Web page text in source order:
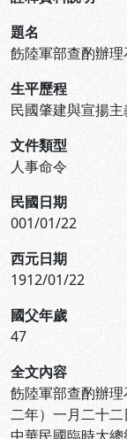
題名
飭陸軍部查酌辦
生平歷程
民國肇建與宣揚主
文件類型
人事命令
民國日期
001/01/22
西元日期
1912/01/22
國父年歲
47
全文內容
飭陸軍部查酌辦
二年）一月二十二